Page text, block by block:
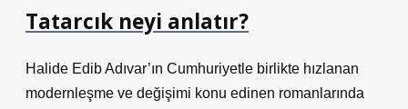
Tatarcık neyi anlatır?
Halide Edib Adıvar’ın Cumhuriyetle birlikte hızlanan
modernleşme ve değişimi konu edinen romanlarında